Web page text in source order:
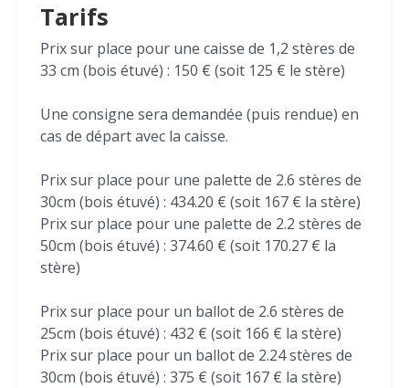
Tarifs
Prix sur place pour une caisse de 1,2 stères de
33 cm (bois étuvé) : 150 € (soit 125 € le stère)
Une consigne sera demandée (puis rendue) en
cas de départ avec la caisse.
Prix sur place pour une palette de 2.6 stères de
30cm (bois étuvé) : 434.20 € (soit 167 € la stère)
Prix sur place pour une palette de 2.2 stères de
50cm (bois étuvé) : 374.60 € (soit 170.27 € la
stère)
Prix sur place pour un ballot de 2.6 stères de
25cm (bois étuvé) : 432 € (soit 166 € la stère)
Prix sur place pour un ballot de 2.24 stères de
30cm (bois étuvé) : 375 € (soit 167 € la stère)